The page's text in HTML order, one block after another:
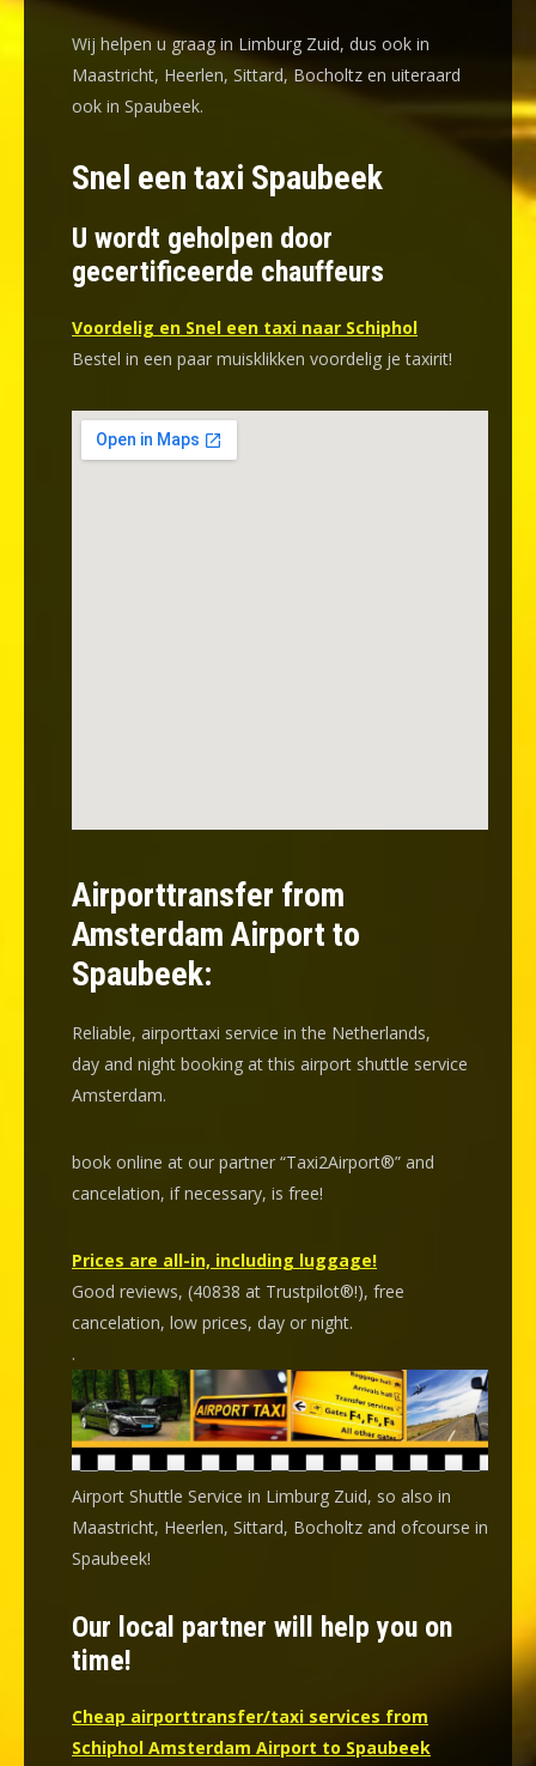
Wij helpen u graag in Limburg Zuid, dus ook in
Maastricht, Heerlen, Sittard, Bocholtz en uiteraard
ook in Spaubeek.
Snel een taxi Spaubeek
U wordt geholpen door
gecertificeerde chauffeurs
Voordelig en Snel een taxi naar Schiphol
Bestel in een paar muisklikken voordelig je taxirit!
Airporttransfer from
Amsterdam Airport to
Spaubeek:
Reliable, airporttaxi service in the Netherlands,
day and night booking at this airport shuttle service
Amsterdam.
book online at our partner “Taxi2Airport®” and
cancelation, if necessary, is free!
Prices are all-in, including luggage!
Good reviews, (40838 at Trustpilot®!), free
cancelation, low prices, day or night.
.
Airport Shuttle Service in Limburg Zuid, so also in
Maastricht, Heerlen, Sittard, Bocholtz and ofcourse in
Spaubeek!
Our local partner will help you on
time!
Cheap airporttransfer/taxi services from
Schiphol Amsterdam Airport to Spaubeek